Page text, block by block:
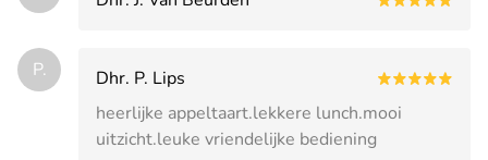
P.
Dhr. P. Lips
heerlijke appeltaart.lekkere lunch.mooi
uitzicht.leuke vriendelijke bediening